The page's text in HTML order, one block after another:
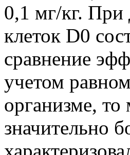
0,1 мг/кг. При
клеток D0
сравнение
учетом
организме,
значительно